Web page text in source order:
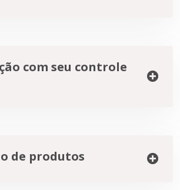
com seu controle
de produtos